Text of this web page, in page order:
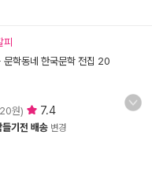
문학동네 한국문학 전집 20
원) 7.4
들기전 배송 변경